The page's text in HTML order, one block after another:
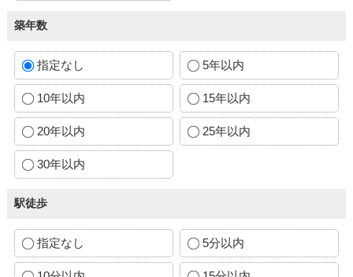
築年数
指定なし 5年以内
10年以内 15年以内
20年以内 25年以内
30年以内
駅徒歩
指定なし 5分以内